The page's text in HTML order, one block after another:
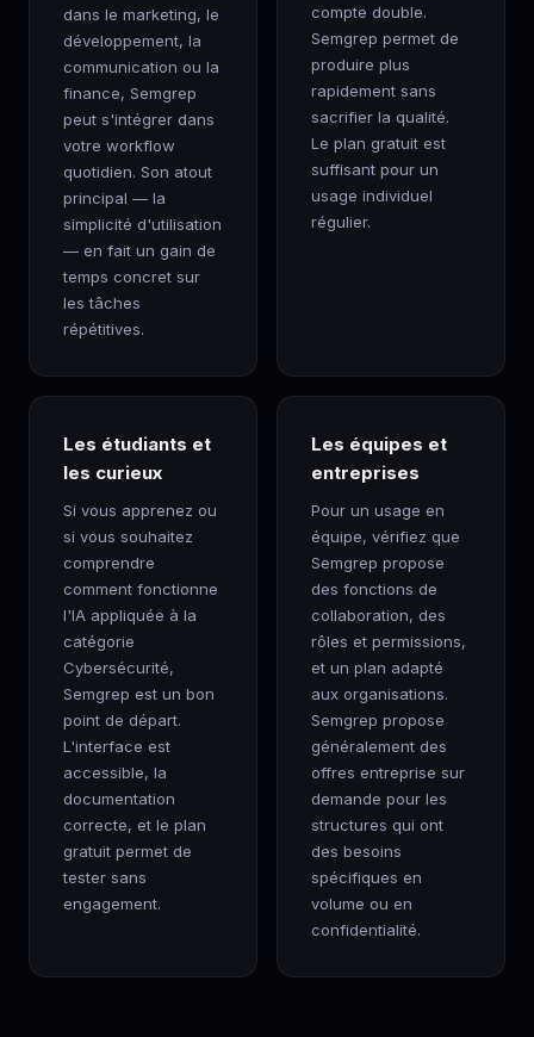
dans le marketing, le
développement, la
communication ou la
finance, Semgrep
peut s'intégrer dans
votre workflow
quotidien. Son atout
principal — la
simplicité d'utilisation
— en fait un gain de
temps concret sur
les tâches
répétitives.
compte double.
Semgrep permet de
produire plus
rapidement sans
sacrifier la qualité.
Le plan gratuit est
suffisant pour un
usage individuel
régulier.
Les étudiants et
les curieux
Si vous apprenez ou
si vous souhaitez
comprendre
comment fonctionne
l'IA appliquée à la
catégorie
Cybersécurité,
Semgrep est un bon
point de départ.
L'interface est
accessible, la
documentation
correcte, et le plan
gratuit permet de
tester sans
engagement.
Les équipes et
entreprises
Pour un usage en
équipe, vérifiez que
Semgrep propose
des fonctions de
collaboration, des
rôles et permissions,
et un plan adapté
aux organisations.
Semgrep propose
généralement des
offres entreprise sur
demande pour les
structures qui ont
des besoins
spécifiques en
volume ou en
confidentialité.